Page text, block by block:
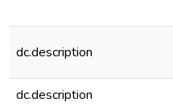
dc.description
dc.description